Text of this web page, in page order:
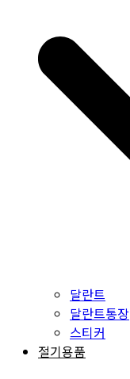
달란트
달란트통장
스티커
절기용품